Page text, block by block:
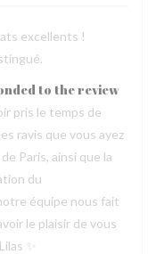
excellents !
to the review
pris le temps de
ravis que vous ayez
Paris, ainsi que la
du
équipe nous fait
le plaisir de vous
✨